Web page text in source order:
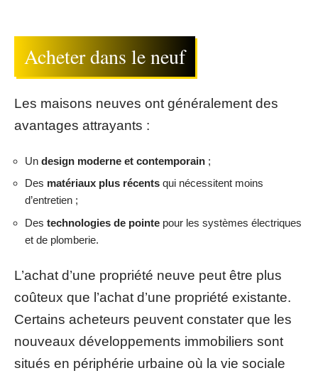
Acheter dans le neuf
Les maisons neuves ont généralement des
avantages attrayants :
Un design moderne et contemporain ;
Des matériaux plus récents qui nécessitent moins
d’entretien ;
Des technologies de pointe pour les systèmes électriques
et de plomberie.
L’achat d’une propriété neuve peut être plus
coûteux que l’achat d’une propriété existante.
Certains acheteurs peuvent constater que les
nouveaux développements immobiliers sont
situés en périphérie urbaine où la vie sociale